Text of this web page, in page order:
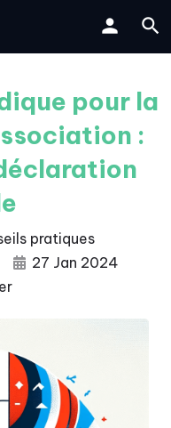
pour la
:
pratiques
27 Jan 2024